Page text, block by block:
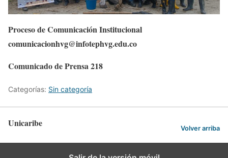
Proceso de Comunicación Institucional
comunicacionhvg@infotephvg.edu.co
Comunicado de Prensa 218
Categorías: Sin categoría
Unicaribe Volver arriba